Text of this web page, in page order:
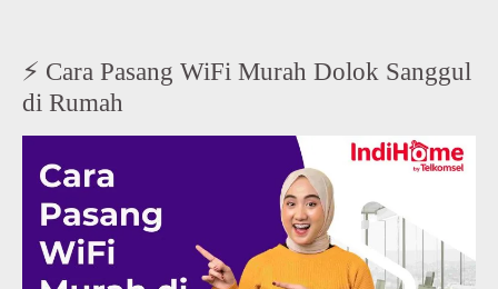
⚡ Cara Pasang WiFi Murah Dolok Sanggul
di Rumah